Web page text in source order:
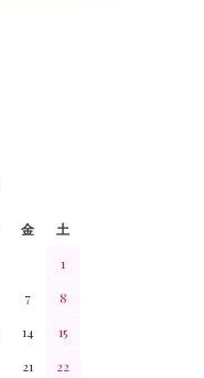
金
土
1
7
8
14
15
21
22